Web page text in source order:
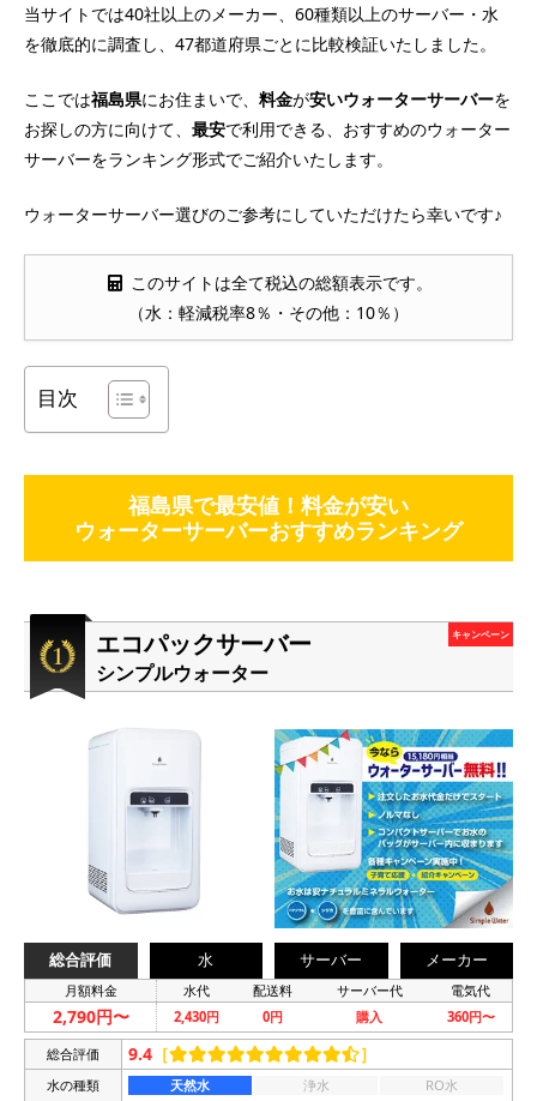
当サイトでは40社以上のメーカー、60種類以上のサーバー・水
を徹底的に調査し、47都道府県ごとに比較検証いたしました。
ここでは福島県にお住まいで、 料金が安いウォーターサーバーを
お探しの方に向けて、 最安で利用できる、おすすめのウォーター
サーバーをランキング形式でご紹介いたします。
ウォーターサーバー選びのご参考にしていただけたら幸いです♪
このサイトは全て税込の総額表示です。
（水：軽減税率8％・その他：10％）
目次
福島県で最安値！料金が安い
ウォーターサーバーおすすめランキング
エコパックサーバー
シンプルウォーター
キャンペーン
総合評価 水 サーバー メーカー
月額料金 水代 配送料 サーバー代 電気代
2,790円〜 2,430円 0円 購入 360円〜
総合評価 9.4 ［ ］
水の種類 天然水 浄水
RO水